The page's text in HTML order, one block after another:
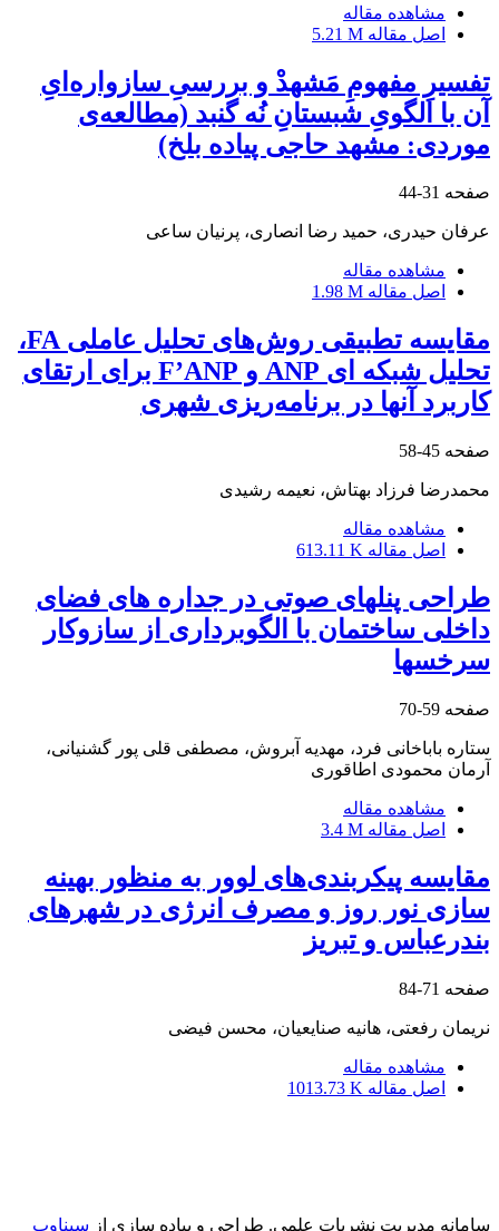
مشاهده مقاله
اصل مقاله 5.21 M
تفسیرِ مفهومِ مَشهدْ و بررسیِ سازواره‌ایِ
آن با الگویِ شبستانِ نُه‌ گنبد (مطالعه‌ی
موردی: مشهد حاجی پیاده بلخ)
صفحه 31-44
عرفان حیدری، حمید رضا انصاری، پرنیان ساعی
مشاهده مقاله
اصل مقاله 1.98 M
مقایسه تطبیقی روش‌های تحلیل عاملی FA،
تحلیل شبکه ای ANP و F’ANP برای ارتقای
کاربرد آنها در برنامه‌ریزی شهری
صفحه 45-58
محمدرضا فرزاد بهتاش، نعیمه رشیدی
مشاهده مقاله
اصل مقاله 613.11 K
طراحی پنلهای صوتی در جداره های فضای
داخلی ساختمان با الگوبرداری از سازوکار
سرخسها
صفحه 59-70
ستاره باباخانی فرد، مهدیه آبروش، مصطفی قلی پور گشنیانی،
آرمان محمودی اطاقوری
مشاهده مقاله
اصل مقاله 3.4 M
مقایسه پیکربندی‌های لوور به منظور بهینه
سازی نور روز و مصرف انرژی در شهرهای
بندرعباس و تبریز
صفحه 71-84
نریمان رفعتی، هانیه صنایعیان، محسن فیضی
مشاهده مقاله
اصل مقاله 1013.73 K
سامانه مدیریت نشریات علمی. طراحی و پیاده سازی از سیناوب